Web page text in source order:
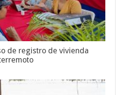
de registro de vivienda